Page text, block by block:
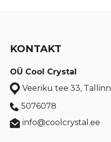
KONTAKT
OÜ Cool Crystal
Veeriku tee 33, Tallinn
5076078
info@coolcrystal.ee